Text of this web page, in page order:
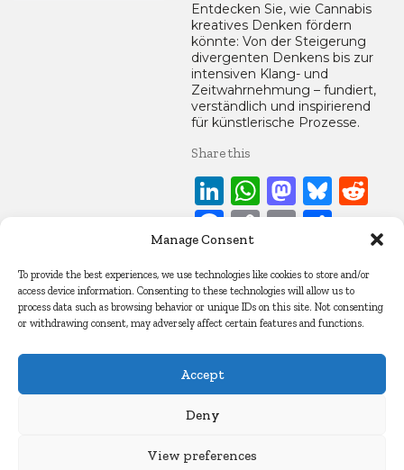
Manage Consent
To provide the best experiences, we use technologies like cookies to store and/or
access device information. Consenting to these technologies will allow us to
process data such as browsing behavior or unique IDs on this site. Not consenting
or withdrawing consent, may adversely affect certain features and functions.
Accept
Deny
View preferences
Entdecken Sie, wie Cannabis
kreatives Denken fördern
könnte: Von der Steigerung
divergenten Denkens bis zur
intensiven Klang- und
Zeitwahrnehmung – fundiert,
verständlich und inspirierend
für künstlerische Prozesse.
Share this
LinkedIn
WhatsApp
Facebook
CopyEmail
10. Juli 2025
Artikel